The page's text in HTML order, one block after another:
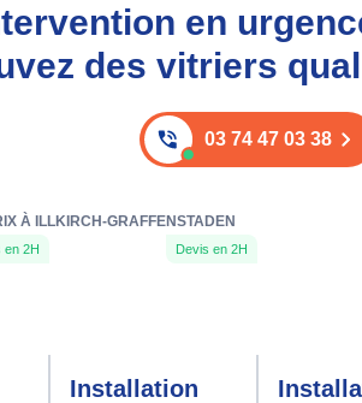
en
des vitriers
03 74 47 03 38
À ILLKIRCH-GRAFFENSTADEN
en 2H Devis en 2H
Installation